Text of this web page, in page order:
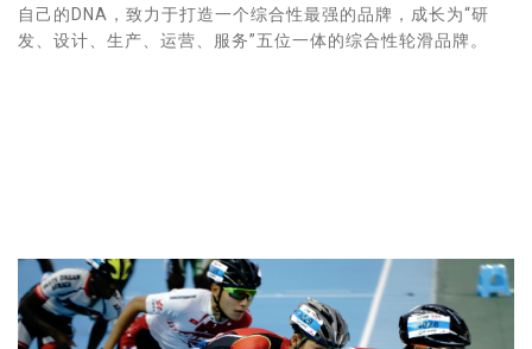
自己的DNA，致力于打造一个综合性最强的品牌，成长为“研
发、设计、生产、运营、服务”五位一体的综合性轮滑品牌。